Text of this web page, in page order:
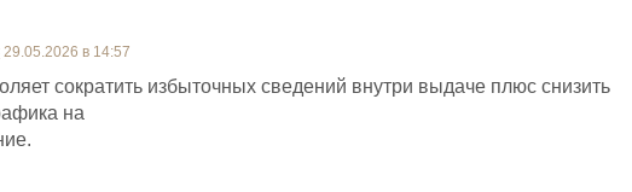
29.05.2026 в 14:57
сократить избыточных сведений внутри выдаче плюс снизить
на